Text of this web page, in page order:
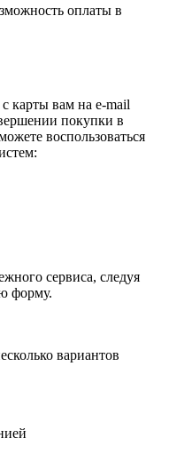
оплаты в
карты вам на e-mail
покупки в
воспользоваться
сервиса, следуя
форму.
вариантов